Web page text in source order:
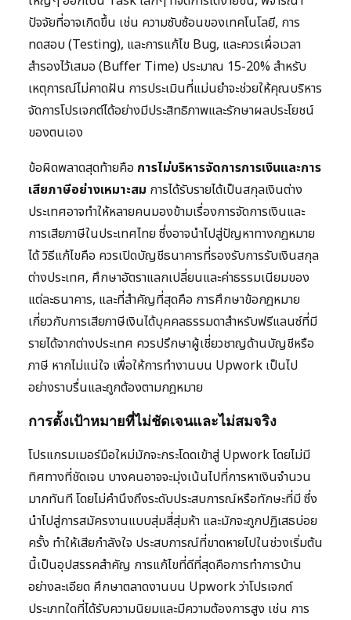
ปัจจัยที่อาจเกิดขึ้น เช่น ความซับซ้อนของเทคโนโลยี, การ
ทดสอบ (Testing), และการแก้ไข Bug, และควรเผื่อเวลา
สำรองไว้เสมอ (Buffer Time) ประมาณ 15-20% สำหรับ
เหตุการณ์ไม่คาดฝัน การประเมินที่แม่นยำจะช่วยให้คุณบริหาร
จัดการโปรเจกต์ได้อย่างมีประสิทธิภาพและรักษาผลประโยชน์
ของตนเอง
ข้อผิดพลาดสุดท้ายคือ การไม่บริหารจัดการการเงินและการ
เสียภาษีอย่างเหมาะสม การได้รับรายได้เป็นสกุลเงินต่าง
ประเทศอาจทำให้หลายคนมองข้ามเรื่องการจัดการเงินและ
การเสียภาษีในประเทศไทย ซึ่งอาจนำไปสู่ปัญหาทางกฎหมาย
ได้ วิธีแก้ไขคือ ควรเปิดบัญชีธนาคารที่รองรับการรับเงินสกุล
ต่างประเทศ, ศึกษาอัตราแลกเปลี่ยนและค่าธรรมเนียมของ
แต่ละธนาคาร, และที่สำคัญที่สุดคือ การศึกษาข้อกฎหมาย
เกี่ยวกับการเสียภาษีเงินได้บุคคลธรรมดาสำหรับฟรีแลนซ์ที่มี
รายได้จากต่างประเทศ ควรปรึกษาผู้เชี่ยวชาญด้านบัญชีหรือ
ภาษี หากไม่แน่ใจ เพื่อให้การทำงานบน Upwork เป็นไป
อย่างราบรื่นและถูกต้องตามกฎหมาย
การตั้งเป้าหมายที่ไม่ชัดเจนและไม่สมจริง
โปรแกรมเมอร์มือใหม่มักจะกระโดดเข้าสู่ Upwork โดยไม่มี
ทิศทางที่ชัดเจน บางคนอาจจะมุ่งเน้นไปที่การหาเงินจำนวน
มากทันที โดยไม่คำนึงถึงระดับประสบการณ์หรือทักษะที่มี ซึ่ง
นำไปสู่การสมัครงานแบบสุ่มสี่สุ่มห้า และมักจะถูกปฏิเสธบ่อย
ครั้ง ทำให้เสียกำลังใจ ประสบการณ์ที่ขาดหายไปในช่วงเริ่มต้น
นี้เป็นอุปสรรคสำคัญ การแก้ไขที่ดีที่สุดคือการทำการบ้าน
อย่างละเอียด ศึกษาตลาดงานบน Upwork ว่าโปรเจกต์
ประเภทใดที่ได้รับความนิยมและมีความต้องการสูง เช่น การ